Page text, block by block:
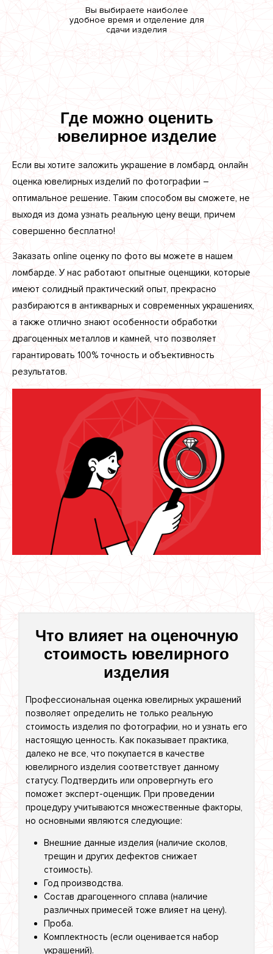
Вы выбираете наиболее
удобное время и отделение для
сдачи изделия
Где можно оценить
ювелирное изделие
Если вы хотите заложить украшение в ломбард, онлайн
оценка ювелирных изделий по фотографии –
оптимальное решение. Таким способом вы сможете, не
выходя из дома узнать реальную цену вещи, причем
совершенно бесплатно!
Заказать online оценку по фото вы можете в нашем
ломбарде. У нас работают опытные оценщики, которые
имеют солидный практический опыт, прекрасно
разбираются в антикварных и современных украшениях,
а также отлично знают особенности обработки
драгоценных металлов и камней, что позволяет
гарантировать 100% точность и объективность
результатов.
Что влияет на оценочную
стоимость ювелирного
изделия
Профессиональная оценка ювелирных украшений
позволяет определить не только реальную
стоимость изделия по фотографии, но и узнать его
настоящую ценность. Как показывает практика,
далеко не все, что покупается в качестве
ювелирного изделия соответствует данному
статусу. Подтвердить или опровергнуть его
поможет эксперт-оценщик. При проведении
процедуру учитываются множественные факторы,
но основными являются следующие:
Внешние данные изделия (наличие сколов,
трещин и других дефектов снижает
стоимость).
Год производства.
Состав драгоценного сплава (наличие
различных примесей тоже влияет на цену).
Проба.
Комплектность (если оценивается набор
украшений).